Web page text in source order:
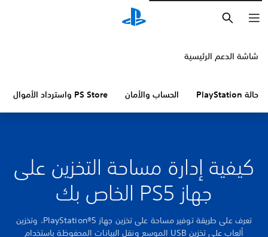
شاشة الدعم الرئيسية
حالة PlayStation الحساب والأمان PS Store واسترداد الأموال
كيفية إدارة مساحة التخزين على
جهاز PS5 الخاص بك
تعرف على طريقة توفير مساحة على تخزين جهاز PlayStation®5، وتخزين
ألعاب على تخزين USB الموسع ونقل البيانات المحفوظة باستخدام